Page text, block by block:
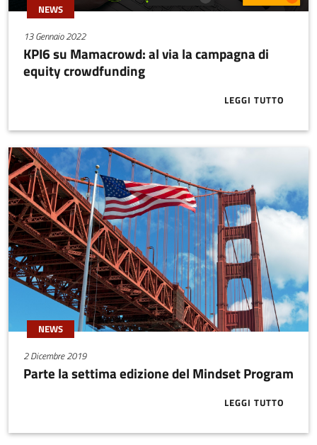
NEWS
13 Gennaio 2022
KPI6 su Mamacrowd: al via la campagna di
equity crowdfunding
LEGGI TUTTO
ABOUT KPI6
NEWS
2 Dicembre 2019
Parte la settima edizione del Mindset Program
LEGGI TUTTO
ABOUT